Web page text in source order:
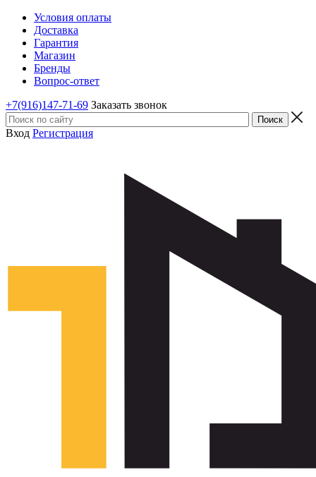
Условия оплаты
Доставка
Гарантия
Магазин
Бренды
Вопрос-ответ
+7(916)147-71-69 Заказать звонок
Вход Регистрация